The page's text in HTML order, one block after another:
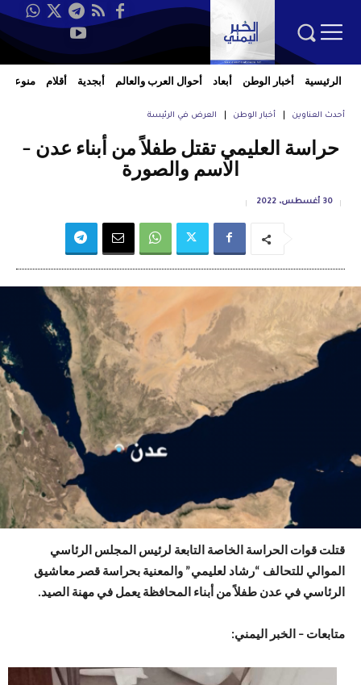
الرئيسية أخبار الوطن أبعاد أحوال العرب والعالم أبجدية أقلام منوعات
أحدث العناوين أخبار الوطن العرض في الرئيسة
حراسة العليمي تقتل طفلاً من أبناء عدن –
الاسم والصورة
30 أغسطس، 2022
قتلت قوات الحراسة الخاصة التابعة لرئيس المجلس الرئاسي
الموالي للتحالف “رشاد لعليمي” والمعنية بحراسة قصر معاشيق
الرئاسي في عدن طفلاً من أبناء المحافظة يعمل في مهنة الصيد.
متابعات – الخبر اليمني: